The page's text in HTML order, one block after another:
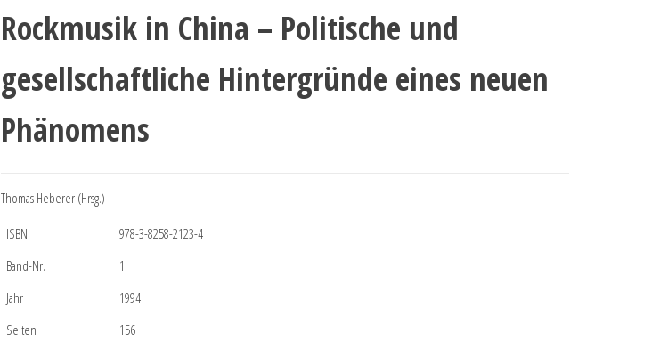
Rockmusik in China – Politische und
gesellschaftliche Hintergründe eines neuen
Phänomens
Thomas Heberer (Hrsg.)
ISBN
978-3-8258-2123-4
Band-Nr.
1
Jahr
1994
Seiten
156